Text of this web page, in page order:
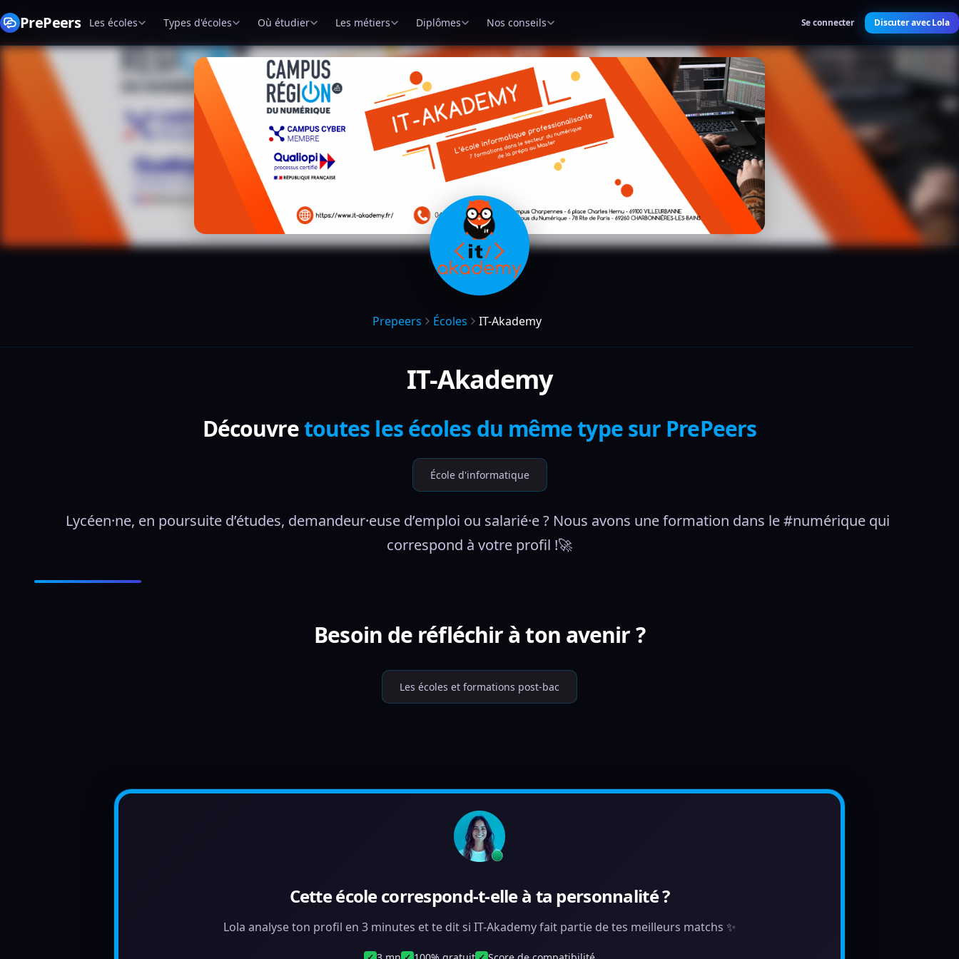
PrePeers Les écoles Types d'écoles Où étudier Les métiers Diplômes Nos conseils Se connecter Discuter avec Lola
Prepeers Écoles IT-Akademy
IT-Akademy
Découvretoutes les écoles du même type sur PrePeers
École d'informatique
Lycéen·ne, en poursuite d’études, demandeur·euse d’emploi ou salarié·e ? Nous avons une formation dans le #numérique qui
correspond à votre profil !🚀
Besoin de réfléchir à ton avenir ?
Les écoles et formations post-bac
Cette école correspond-t-elle à ta personnalité ?
Lola analyse ton profil en 3 minutes et te dit si IT-Akademy fait partie de tes meilleurs matchs ✨